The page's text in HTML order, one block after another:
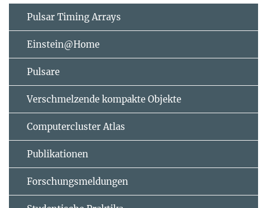
Pulsar Timing Arrays
Einstein@Home
Pulsare
Verschmelzende kompakte Objekte
Computercluster Atlas
Publikationen
Forschungsmeldungen